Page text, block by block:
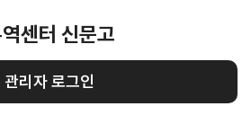
센터 신문고
관리자 로그인